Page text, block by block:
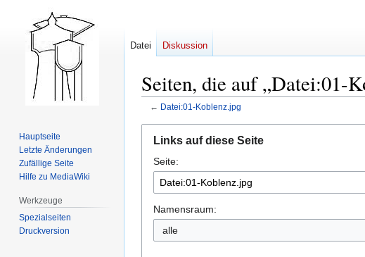
Seiten, die auf „Datei:01-
← Datei:01-Koblenz.jpg
Navigation
springen
Suche
springen
Links auf diese Seite
Seite:
Namensraum:
alle
Datei Diskussion
Hauptseite
Letzte Änderungen
Zufällige Seite
Hilfe zu MediaWiki
Werkzeuge
Spezialseiten
Druckversion